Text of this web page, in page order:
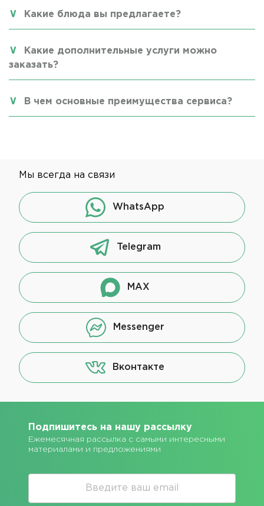
Какие блюда вы предлагаете?
Какие дополнительные услуги можно
заказать?
В чем основные преимущества сервиса?
Мы всегда на связи
WhatsApp
Telegram
MAX
Messenger
Вконтакте
Подпишитесь на нашу рассылку
Ежемесячная рассылка с самыми интересными
материалами и предложениями